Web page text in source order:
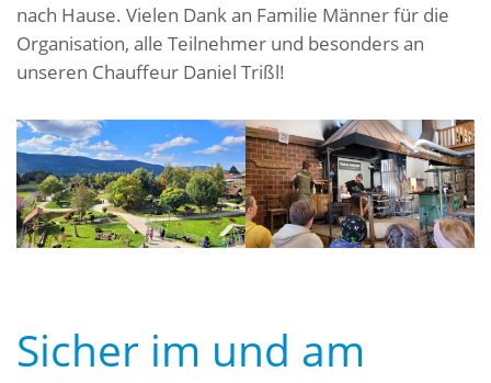
nach Hause. Vielen Dank an Familie Männer für die
Organisation, alle Teilnehmer und besonders an
unseren Chauffeur Daniel Trißl!
Sicher im und am